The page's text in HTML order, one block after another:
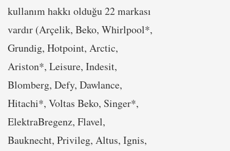
kullanım hakkı olduğu 22 markası
vardır (Arçelik, Beko, Whirlpool*,
Grundig, Hotpoint, Arctic,
Ariston*, Leisure, Indesit,
Blomberg, Defy, Dawlance,
Hitachi*, Voltas Beko, Singer*,
ElektraBregenz, Flavel,
Bauknecht, Privileg, Altus, Ignis,